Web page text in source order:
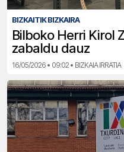
BIZKAITIK BIZKAIRA
Bilboko Herri Kirol
zabaldu dauz
16/05/2026 • 09:02 • BIZKAIA IRRATIA